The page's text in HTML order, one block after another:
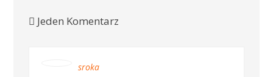
Jeden Komentarz
sroka